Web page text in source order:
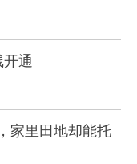
通
家里田地却能托